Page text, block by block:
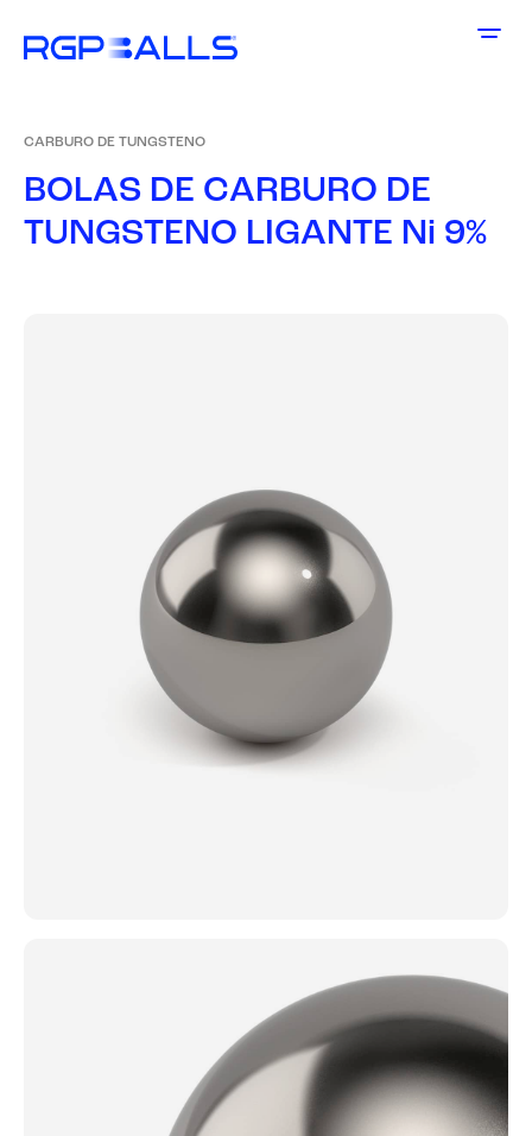
CARBURO DE TUNGSTENO
BOLAS DE CARBURO DE
TUNGSTENO LIGANTE Ni 9%